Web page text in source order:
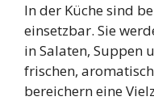
In der Küche sind
einsetzbar. Sie
in Salaten, Suppen
frischen,
bereichern eine